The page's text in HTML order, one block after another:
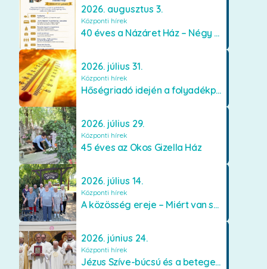
2026. augusztus 3.
Központi hírek
40 éves a Názáret Ház – Négy évtized szeretetben és gondoskodásban
2026. július 31.
Központi hírek
Hőségriadó idején a folyadékpótlás életet menthet
2026. július 29.
Központi hírek
45 éves az Okos Gizella Ház
2026. július 14.
Központi hírek
A közösség ereje – Miért van szükségünk egymásra?
2026. június 24.
Központi hírek
Jézus Szíve-búcsú és a betegek kenetének közösségi kiszolgáltatása Mátraverebély-Szentkúton